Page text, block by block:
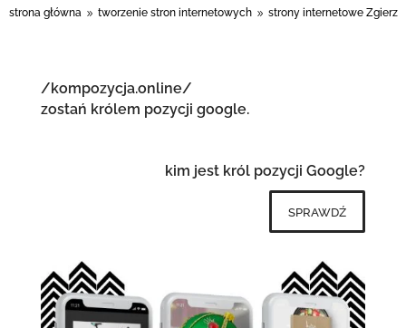
strona główna 9 tworzenie stron internetowych 9 strony internetowe Zgierz
/kompozycja.online/
zostań królem pozycji google.
kim jest król pozycji Google?
sprawdź